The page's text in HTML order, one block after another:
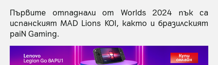
Първите отпаднали от Worlds 2024 пък са
испанският MAD Lions KOI, както и бразилският
paiN Gaming.